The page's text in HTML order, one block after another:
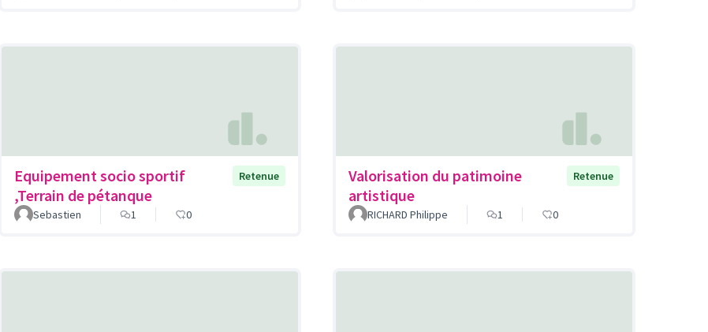
Equipement socio sportif
,Terrain de pétanque
Retenue
Sebastien 1 0
Valorisation du patimoine
artistique
Retenue
RICHARD Philippe 1 0